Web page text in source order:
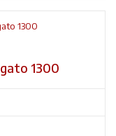
1300